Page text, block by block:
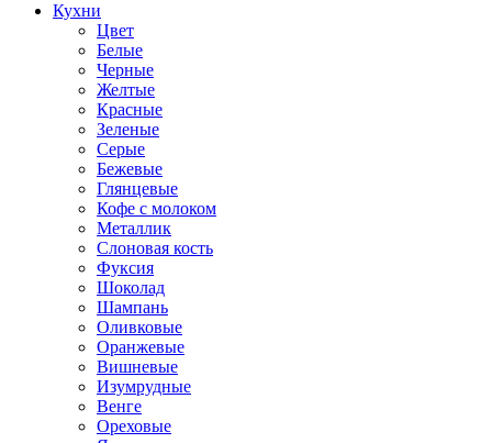
Кухни
Цвет
Белые
Черные
Желтые
Красные
Зеленые
Серые
Бежевые
Глянцевые
Кофе с молоком
Металлик
Слоновая кость
Фуксия
Шоколад
Шампань
Оливковые
Оранжевые
Вишневые
Изумрудные
Венге
Ореховые